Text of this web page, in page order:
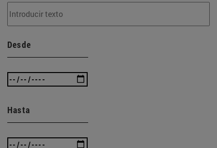
Desde
Hasta